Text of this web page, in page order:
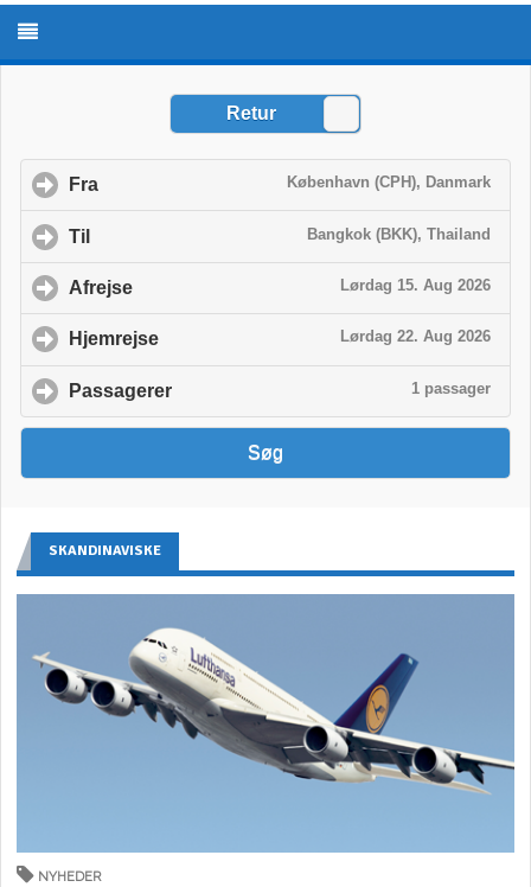
SKANDINAVISKE
NYHEDER